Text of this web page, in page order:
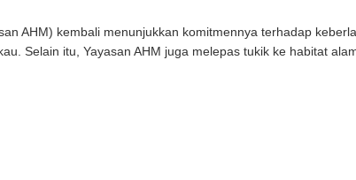
AHM) kembali menunjukkan komitmennya terhadap
Selain itu, Yayasan AHM juga melepas tukik ke habitat